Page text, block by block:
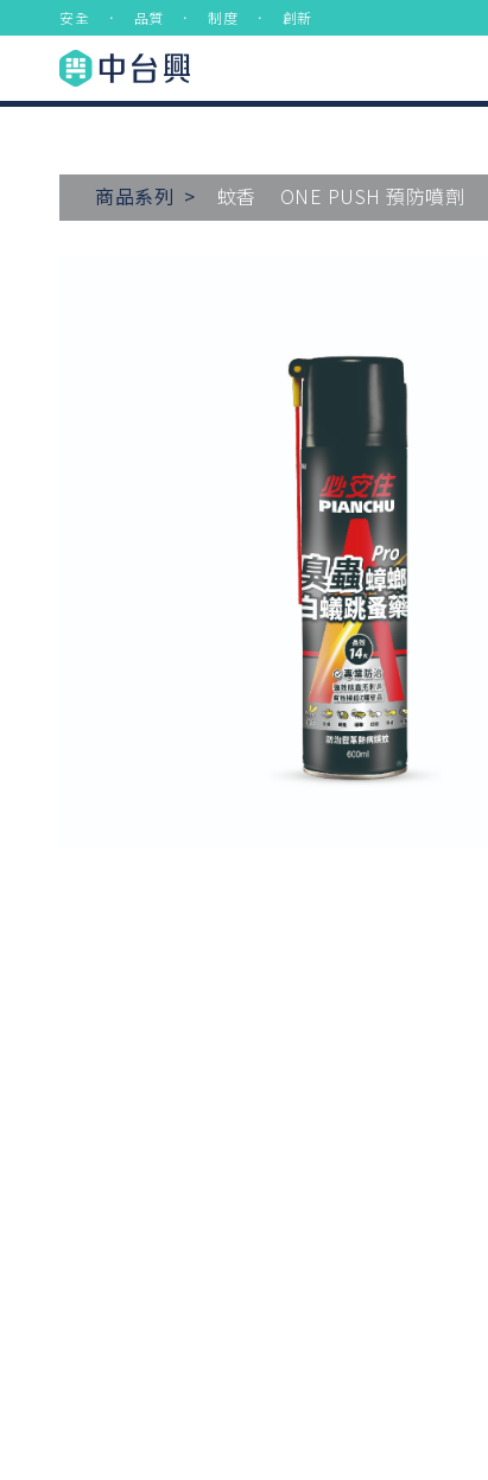
安全 ． 品質 ． 制度 ． 創新
商品系列 > 蚊香 ONE PUSH 預防噴劑